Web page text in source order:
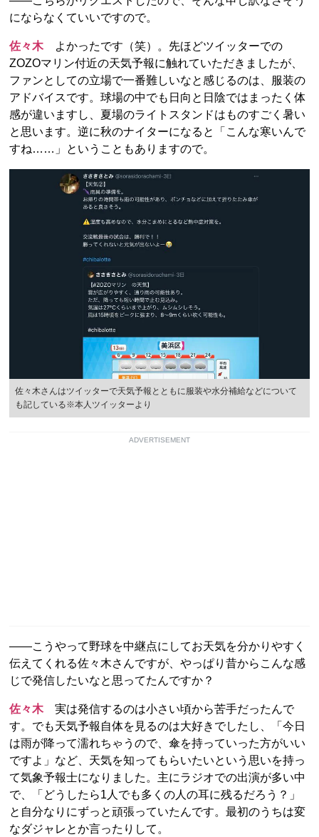
にならなくていいですので。
佐々木よかったです（笑）。先ほどツイッターでの
ZOZOマリン付近の天気予報に触れていただきましたが、
ファンとしての立場で一番難しいなと感じるのは、服装の
アドバイスです。球場の中でも日向と日陰ではまったく体
感が違いますし、夏場のライトスタンドはものすごく暑い
と思います。逆に秋のナイターになると「こんな寒いんで
すね……」ということもありますので。
佐々木さんはツイッターで天気予報とともに服装や水分補給などについて
も記している※本人ツイッターより
ADVERTISEMENT
――こうやって野球を中継点にしてお天気を分かりやすく
伝えてくれる佐々木さんですが、やっぱり昔からこんな感
じで発信したいなと思ってたんですか？
佐々木実は発信するのは小さい頃から苦手だったんで
す。でも天気予報自体を見るのは大好きでしたし、「今日
は雨が降って濡れちゃうので、傘を持っていった方がいい
ですよ」など、天気を知ってもらいたいという思いを持っ
て気象予報士になりました。主にラジオでの出演が多い中
で、「どうしたら1人でも多くの人の耳に残るだろう？」
と自分なりにずっと頑張っていたんです。最初のうちは変
なダジャレとか言ったりして。